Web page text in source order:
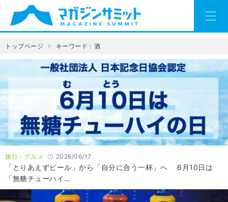
トップページ キーワード：酒
旅行・グルメ 2026/06/17
「とりあえずビール」から「自分に合う一杯」へ 6月10日は
「無糖チューハイ…